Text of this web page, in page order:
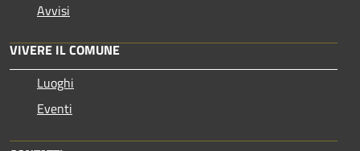
Avvisi
VIVERE IL COMUNE
Luoghi
Eventi